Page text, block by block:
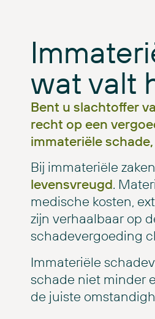
wat valt
Bent u slachtoffer
recht op een
immateriële
Bij immateriële
levensvreugd.
medische kosten,
zijn verhaalbaar op
schadevergoeding
Immateriële
schade niet minder
de juiste